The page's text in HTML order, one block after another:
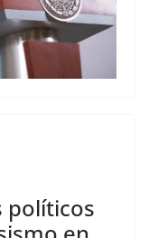
políticos